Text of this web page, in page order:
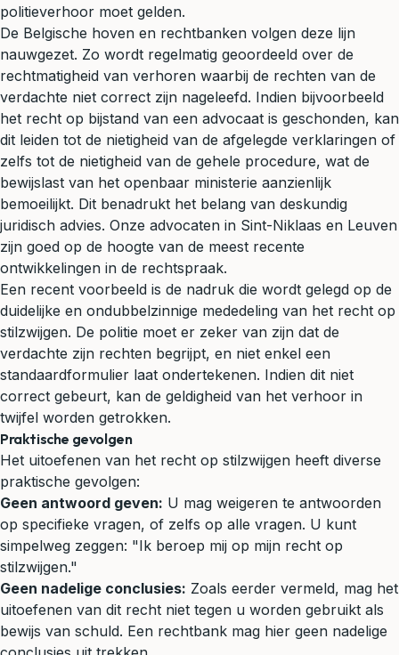
politieverhoor moet gelden.
De Belgische hoven en rechtbanken volgen deze lijn
nauwgezet. Zo wordt regelmatig geoordeeld over de
rechtmatigheid van verhoren waarbij de rechten van de
verdachte niet correct zijn nageleefd. Indien bijvoorbeeld
het recht op bijstand van een advocaat is geschonden, kan
dit leiden tot de nietigheid van de afgelegde verklaringen of
zelfs tot de nietigheid van de gehele procedure, wat de
bewijslast van het openbaar ministerie aanzienlijk
bemoeilijkt. Dit benadrukt het belang van deskundig
juridisch advies. Onze advocaten in Sint-Niklaas en Leuven
zijn goed op de hoogte van de meest recente
ontwikkelingen in de rechtspraak.
Een recent voorbeeld is de nadruk die wordt gelegd op de
duidelijke en ondubbelzinnige mededeling van het recht op
stilzwijgen. De politie moet er zeker van zijn dat de
verdachte zijn rechten begrijpt, en niet enkel een
standaardformulier laat ondertekenen. Indien dit niet
correct gebeurt, kan de geldigheid van het verhoor in
twijfel worden getrokken.
Praktische gevolgen
Het uitoefenen van het recht op stilzwijgen heeft diverse
praktische gevolgen:
Geen antwoord geven: U mag weigeren te antwoorden
op specifieke vragen, of zelfs op alle vragen. U kunt
simpelweg zeggen: "Ik beroep mij op mijn recht op
stilzwijgen."
Geen nadelige conclusies: Zoals eerder vermeld, mag het
uitoefenen van dit recht niet tegen u worden gebruikt als
bewijs van schuld. Een rechtbank mag hier geen nadelige